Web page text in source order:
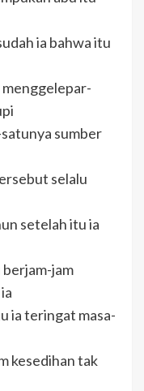
ia bahwa itu
sumber
selalu
setelah itu ia
berjam-jam
ia teringat masa-
kesedihan tak